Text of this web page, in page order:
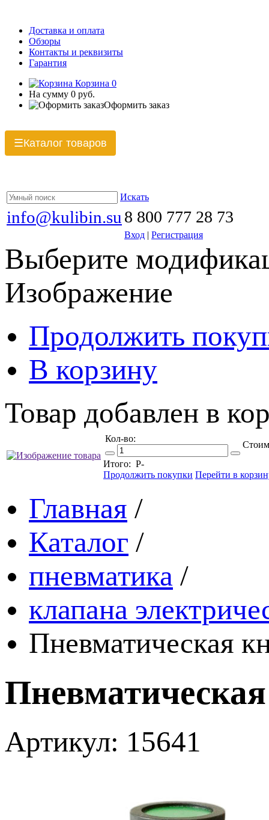
Доставка и оплата
Обзоры
Контакты и реквизиты
Гарантия
Корзина 0
На сумму 0 руб.
Оформить заказ
☰Каталог товаров
Искать
info@kulibin.su 8 800 777 28 73
Вход | Регистрация
Выберите
Изображение
Продолжить
В корзину
Товар добавлен в
Кол-во:
Итого: Р-
Продолжить покупки Перейти в
Главная /
Каталог /
пневматика /
клапана
Пневматическая
Артикул: 15641